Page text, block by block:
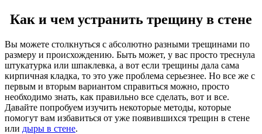
Как и чем устранить трещину в стене
Вы можете столкнуться с абсолютно разными трещинами по
размеру и происхождению. Быть может, у вас просто треснула
штукатурка или шпаклевка, а вот если трещины дала сама
кирпичная кладка, то это уже проблема серьезнее. Но все же с
первым и вторым вариантом справиться можно, просто
необходимо знать, как правильно все сделать, вот и все.
Давайте попробуем изучить некоторые методы, которые
помогут вам избавиться от уже появившихся трещин в стене
или дыры в стене.